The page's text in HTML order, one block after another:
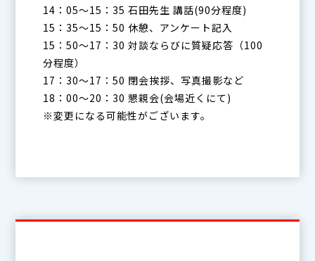
14：05～15：35 石田先生 講話(90分程度)
15：35～15：50 休憩、アンケート記入
15：50～17：30 対談ならびに質疑応答（100
分程度）
17：30～17：50 閉会挨拶、写真撮影など
18：00～20：30 懇親会(会場近くにて)
※変更になる可能性がございます。